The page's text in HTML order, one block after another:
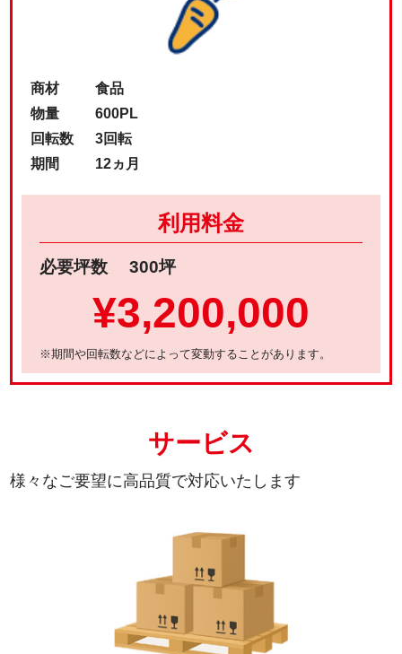
商材
食品
物量
600PL
回転数
3回転
期間
12ヵ月
利用料金
必要坪数 300坪
¥3,200,000
※期間や回転数などによって変動することがあります。
サービス
様々なご要望に高品質で対応いたします